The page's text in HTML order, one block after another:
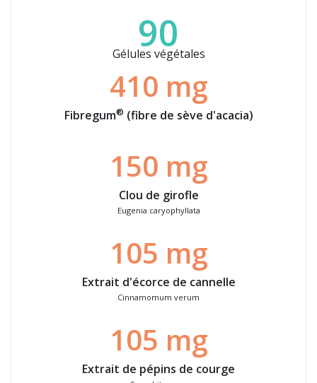
90
Gélules végétales
410 mg
Fibregum® (fibre de sève d'acacia)
150 mg
Clou de girofle
Eugenia caryophyllata
105 mg
Extrait d'écorce de cannelle
Cinnamomum verum
105 mg
Extrait de pépins de courge